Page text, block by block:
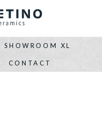
SHOWROOM XL
CONTACT